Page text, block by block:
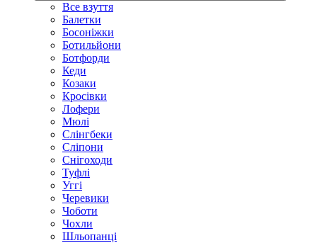
Все взуття
Балетки
Босоніжки
Ботильйони
Ботфорди
Кеди
Козаки
Кросівки
Лофери
Мюлі
Слінгбеки
Сліпони
Снігоходи
Туфлі
Уггі
Черевики
Чоботи
Чохли
Шльопанці